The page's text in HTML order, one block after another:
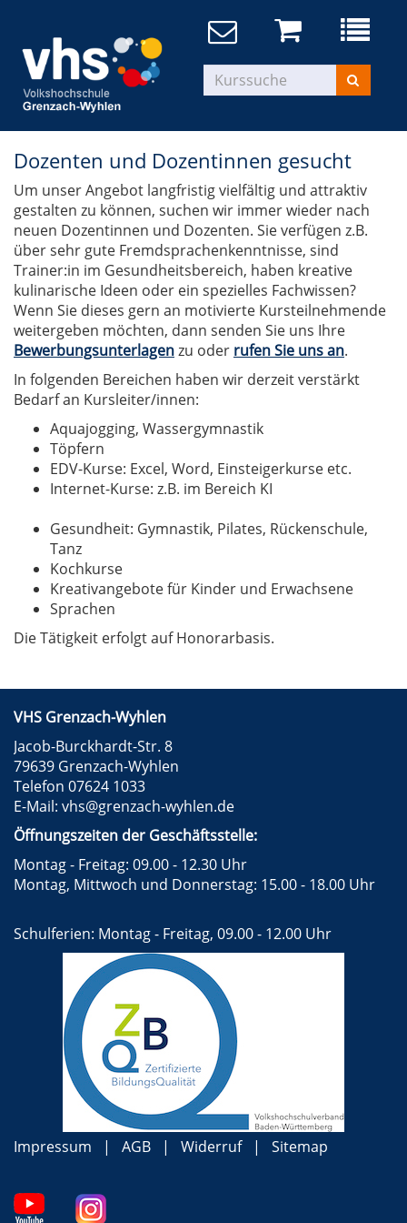
Dozenten und Dozentinnen gesucht
Um unser Angebot langfristig vielfältig und attraktiv
gestalten zu können, suchen wir immer wieder nach
neuen Dozentinnen und Dozenten. Sie verfügen z.B.
über sehr gute Fremdsprachenkenntnisse, sind
Trainer:in im Gesundheitsbereich, haben kreative
kulinarische Ideen oder ein spezielles Fachwissen?
Wenn Sie dieses gern an motivierte Kursteilnehmende
weitergeben möchten, dann senden Sie uns Ihre
Bewerbungsunterlagenzu oder rufen Sie uns an.
In folgenden Bereichen haben wir derzeit verstärkt
Bedarf an Kursleiter/innen:
Aquajogging, Wassergymnastik
Töpfern
EDV-Kurse: Excel, Word, Einsteigerkurse etc.
Internet-Kurse: z.B. im Bereich KI
Gesundheit: Gymnastik, Pilates, Rückenschule,
Tanz
Kochkurse
Kreativangebote für Kinder und Erwachsene
Sprachen
Die Tätigkeit erfolgt auf Honorarbasis.
VHS Grenzach-Wyhlen
Jacob-Burckhardt-Str. 8
79639 Grenzach-Wyhlen
Telefon 07624 1033
E-Mail: vhs@grenzach-wyhlen.de
Öffnungszeiten der Geschäftsstelle:
Montag - Freitag: 09.00 - 12.30 Uhr
Montag, Mittwoch und Donnerstag: 15.00 - 18.00 Uhr
Schulferien: Montag - Freitag, 09.00 - 12.00 Uhr
Impressum AGB Widerruf Sitemap